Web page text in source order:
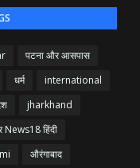
पटना और आसपास
धर्म
international
jharkhand
News18 हिंदी
औरंगाबाद